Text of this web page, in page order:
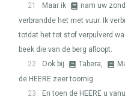
21
Maar ik
nam uw
verbrandde het met vuur. Ik
totdat het tot stof verpulverd
beek die van de berg afloopt.
22
Ook bij Tabera,
de HEERE zeer toornig.
23
En toen de HEERE u